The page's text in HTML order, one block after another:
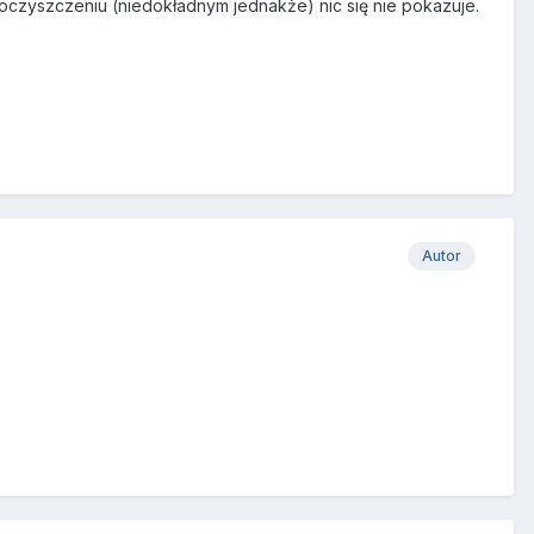
(niedokładnym jednakże) nic się nie pokazuje.
Autor